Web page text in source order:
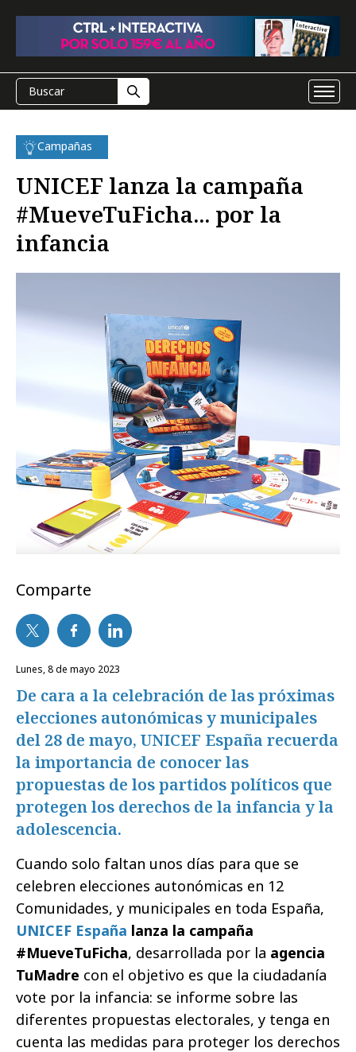
Campañas
UNICEF lanza la campaña
#MueveTuFicha... por la
infancia
Comparte
lunes, 8 de mayo 2023
De cara a la celebración de las próximas
elecciones autonómicas y municipales
del 28 de mayo, UNICEF España recuerda
la importancia de conocer las
propuestas de los partidos políticos que
protegen los derechos de la infancia y la
adolescencia.
Cuando solo faltan unos días para que se
celebren elecciones autonómicas en 12
Comunidades, y municipales en toda España,
UNICEF España lanza la campaña
#MueveTuFicha, desarrollada por la agencia
TuMadre con el objetivo es que la ciudadanía
vote por la infancia: se informe sobre las
diferentes propuestas electorales, y tenga en
cuenta las medidas para proteger los derechos